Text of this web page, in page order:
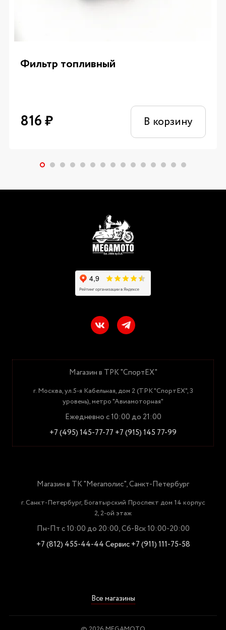
Фильтр топливный
816₽ В корзину
Магазин в ТРК "СпортЕХ"
г. Москва, ул.5-я Кабельная, дом 2 (ТРК "СпортЕХ", 3
уровень), метро "Авиамоторная"
Ежедневно с 10:00 до 21:00
+7 (495) 145-77-77 +7 (915) 145 77-99
Магазин в ТК "Мегаполис", Санкт-Петербург
г. Санкт-Петербург, Богатырский Проспект дом 14 корпус
2, 2-ой этаж
Пн-Пт с 10:00 до 20:00, Сб-Вск 10:00-20:00
+7 (812) 455-44-44Сервис +7 (911) 111-75-58
Все магазины